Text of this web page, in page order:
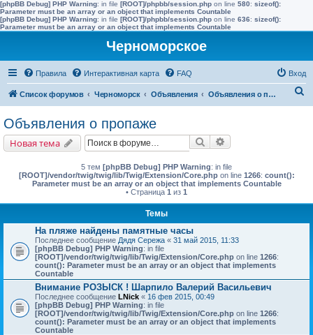
[phpBB Debug] PHP Warning: in file [ROOT]/phpbb/session.php on line 580: sizeof():
Parameter must be an array or an object that implements Countable
[phpBB Debug] PHP Warning: in file [ROOT]/phpbb/session.php on line 636: sizeof():
Parameter must be an array or an object that implements Countable
Черноморское
Правила Интерактивная карта FAQ Вход
Список форумов Черноморск Объявления Объявления о пропаже
Объявления о пропаже
Новая тема Поиск
5 тем [phpBB Debug] PHP Warning: in file
[ROOT]/vendor/twig/twig/lib/Twig/Extension/Core.phpon line 1266: count():
Parameter must be an array or an object that implements Countable
• Страница 1 из 1
Темы
На пляже найдены памятные часы
Последнее сообщение Дядя Сережа « 31 май 2015, 11:33
[phpBB Debug] PHP Warning: in file
[ROOT]/vendor/twig/twig/lib/Twig/Extension/Core.php on line 1266:
count(): Parameter must be an array or an object that implements
Countable
Внимание РОЗЫСК ! Шарпило Валерий Васильевич
Последнее сообщение LNick « 16 фев 2015, 00:49
[phpBB Debug] PHP Warning: in file
[ROOT]/vendor/twig/twig/lib/Twig/Extension/Core.php on line 1266:
count(): Parameter must be an array or an object that implements
Countable